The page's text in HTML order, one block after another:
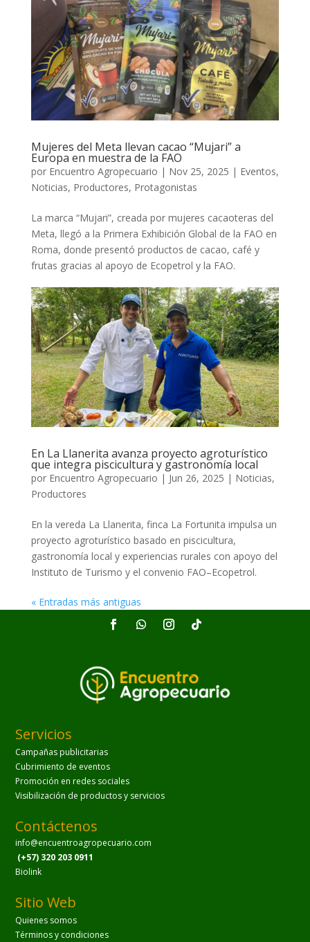
Mujeres del Meta llevan cacao “Mujari” a
Europa en muestra de la FAO
por Encuentro Agropecuario | Nov 25, 2025 | Eventos,
Noticias, Productores, Protagonistas
La marca “Mujari”, creada por mujeres cacaoteras del
Meta, llegó a la Primera Exhibición Global de la FAO en
Roma, donde presentó productos de cacao, café y
frutas gracias al apoyo de Ecopetrol y la FAO.
En La Llanerita avanza proyecto agroturístico
que integra piscicultura y gastronomía local
por Encuentro Agropecuario | Jun 26, 2025 | Noticias,
Productores
En la vereda La Llanerita, finca La Fortunita impulsa un
proyecto agroturístico basado en piscicultura,
gastronomía local y experiencias rurales con apoyo del
Instituto de Turismo y el convenio FAO–Ecopetrol.
« Entradas más antiguas
Servicios
Campañas publicitarias
Cubrimiento de eventos
Promoción en redes sociales
Visibilización de productos y servicios
Contáctenos
info@encuentroagropecuario.com
(+57) 320 203 0911
Biolink
Sitio Web
Quienes somos
Términos y condiciones